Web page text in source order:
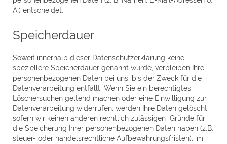
Ä.) entscheidet.
Speicherdauer
Soweit innerhalb dieser Datenschutzerklärung keine
speziellere Speicherdauer genannt wurde, verbleiben Ihre
personenbezogenen Daten bei uns, bis der Zweck für die
Datenverarbeitung entfällt. Wenn Sie ein berechtigtes
Löschersuchen geltend machen oder eine Einwilligung zur
Datenverarbeitung widerrufen, werden Ihre Daten gelöscht,
sofern wir keinen anderen rechtlich zulässigen Gründe für
die Speicherung Ihrer personenbezogenen Daten haben (z.B.
steuer- oder handelsrechtliche Aufbewahrungsfristen); im